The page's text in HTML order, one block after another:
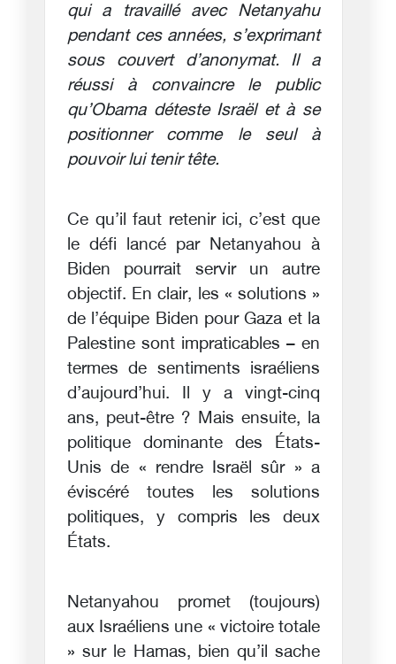
qui a travaillé avec Netanyahu
pendant ces années, s’exprimant
sous couvert d’anonymat. Il a
réussi à convaincre le public
qu’Obama déteste Israël et à se
positionner comme le seul à
pouvoir lui tenir tête.
Ce qu’il faut retenir ici, c’est que
le défi lancé par Netanyahou à
Biden pourrait servir un autre
objectif. En clair, les « solutions »
de l’équipe Biden pour Gaza et la
Palestine sont impraticables – en
termes de sentiments israéliens
d’aujourd’hui. Il y a vingt-cinq
ans, peut-être ? Mais ensuite, la
politique dominante des États-
Unis de « rendre Israël sûr » a
éviscéré toutes les solutions
politiques, y compris les deux
États.
Netanyahou promet (toujours)
aux Israéliens une « victoire totale
» sur le Hamas, bien qu’il sache